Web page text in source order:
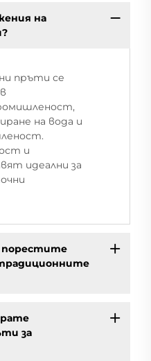
на
пръти се
на вода и
и
идеални за
порестите
за